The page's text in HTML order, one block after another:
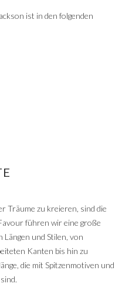
ist in den folgenden
Träume zu kreieren, sind die
führen wir eine große
Längen und Stilen, von
Kanten bis hin zu
die mit Spitzenmotiven und